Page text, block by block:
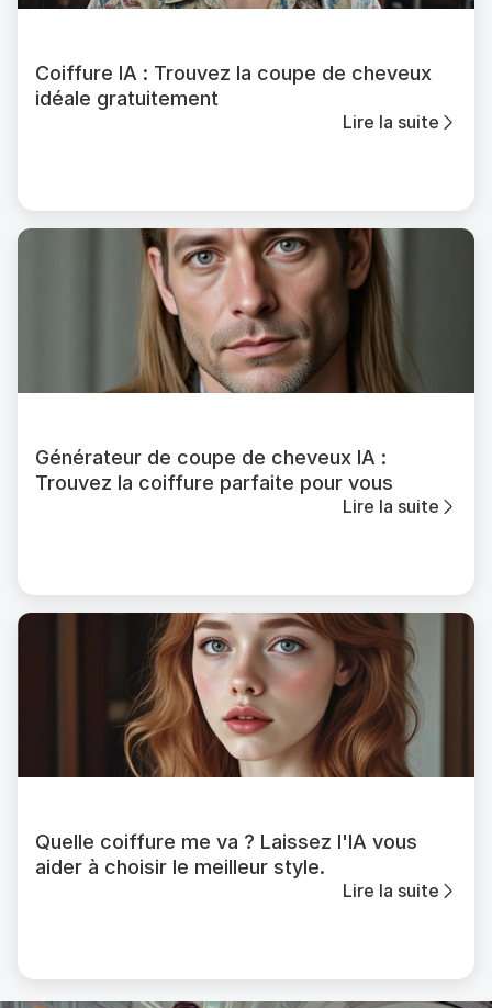
Coiffure IA : Trouvez la coupe de cheveux
idéale gratuitement
Lire la suite
Générateur de coupe de cheveux IA :
Trouvez la coiffure parfaite pour vous
Lire la suite
Quelle coiffure me va ? Laissez l'IA vous
aider à choisir le meilleur style.
Lire la suite